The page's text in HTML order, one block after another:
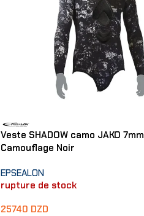
Veste SHADOW camo JAKO 7mm
Camouflage Noir
EPSEALON
rupture de stock
25740 DZD